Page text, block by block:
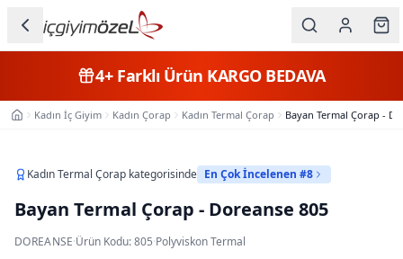
Kategorileri
Erkek
Çocuk
Fantazi
4+Farklı Ürün KARGO BEDAVA
Ana SayfaKadın İç Giyim Kadın Çorap Kadın Termal Çorap Bayan Termal Çorap -
Kadın Termal Çorap kategorisinde En Çok İncelenen #8
Bayan Termal Çorap - Doreanse 805
DOREANSE·Ürün Kodu:805·Polyviskon Termal